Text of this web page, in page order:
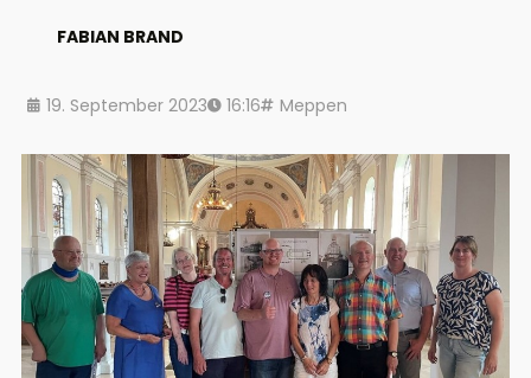
FABIAN BRAND
19. September 2023 16:16 Meppen